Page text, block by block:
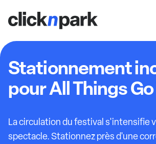
Stationnement
pour All Things
La circulation du festival s'intensifie
spectacle. Stationnez près d'une